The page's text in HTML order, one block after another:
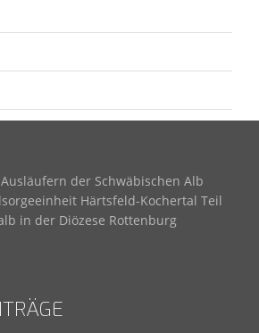
der Schwäbischen Alb
Härtsfeld-Kochertal Teil
in der Diözese Rottenburg